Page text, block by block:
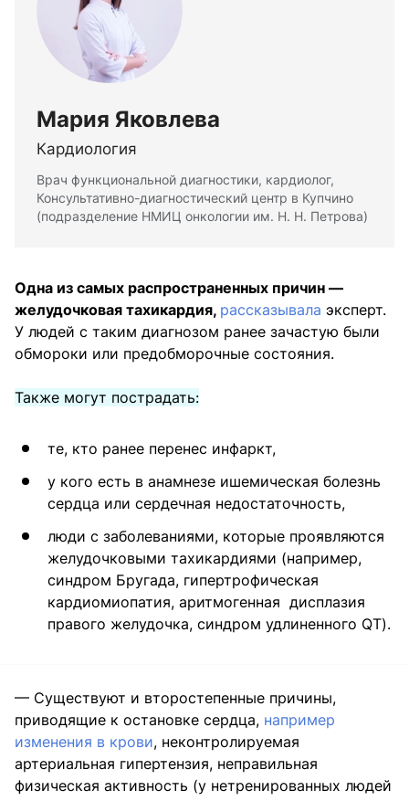
Мария Яковлева
Кардиология
Врач функциональной диагностики, кардиолог,
Консультативно-диагностический центр в Купчино
(подразделение НМИЦ онкологии им. Н. Н. Петрова)
Одна из самых распространенных причин —
желудочковая тахикардия, рассказывала эксперт.
У людей с таким диагнозом ранее зачастую были
обмороки или предобморочные состояния.
Также могут пострадать:
те, кто ранее перенес инфаркт,
у кого есть в анамнезе ишемическая болезнь
сердца или сердечная недостаточность,
люди с заболеваниями, которые проявляются
желудочковыми тахикардиями (например,
синдром Бругада, гипертрофическая
кардиомиопатия, аритмогенная дисплазия
правого желудочка, синдром удлиненного QT).
— Существуют и второстепенные причины,
приводящие к остановке сердца, например
изменения в крови, неконтролируемая
артериальная гипертензия, неправильная
физическая активность (у нетренированных людей